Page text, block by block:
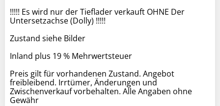
!!!!! Es wird nur der Tieflader verkauft OHNE Der
Untersetzachse (Dolly) !!!!!
Zustand siehe Bilder
Inland plus 19 % Mehrwertsteuer
Preis gilt für vorhandenen Zustand. Angebot
freibleibend. Irrtümer, Änderungen und
Zwischenverkauf vorbehalten. Alle Angaben ohne
Gewähr